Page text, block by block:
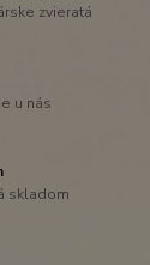
zvieratá
u nás
skladom